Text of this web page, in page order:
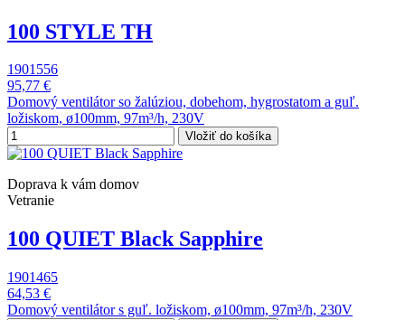
100 STYLE TH
1901556
95,77 €
Domový ventilátor so žalúziou, dobehom, hygrostatom a guľ.
ložiskom, ø100mm, 97m³/h, 230V
Vložiť do košíka
Doprava k vám domov
Vetranie
100 QUIET Black Sapphire
1901465
64,53 €
Domový ventilátor s guľ. ložiskom, ø100mm, 97m³/h, 230V